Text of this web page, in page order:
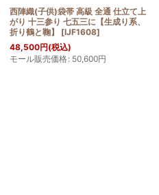
西陣織(子供)袋帯 高級 全通 仕立て上
がり 十三参り 七五三に【生成り系、
折り鶴と鞠】
[IJF1608]
48,500円(税込)
モール販売価格: 50,600円